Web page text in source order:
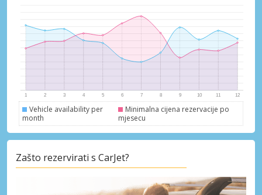
Prijava putem eLinka
Vehicle availability per
month
Minimalna cijena rezervacije po
mjesecu
Zašto rezervirati s CarJet?